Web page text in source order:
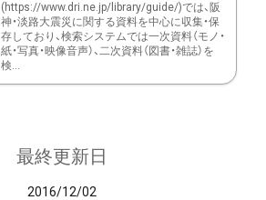
(https://www.dri.ne.jp/library/guide/)では、阪
神・淡路大震災に関する資料を中心に収集・保
存しており、検索システムでは一次資料（モノ・
紙・写真・映像音声）、二次資料（図書・雑誌）を
検...
最終更新日
2016/12/02